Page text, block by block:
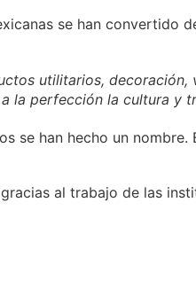
se han convertido
utilitarios, decoración,
la perfección la cultura y
se han hecho un nombre.
al trabajo de las